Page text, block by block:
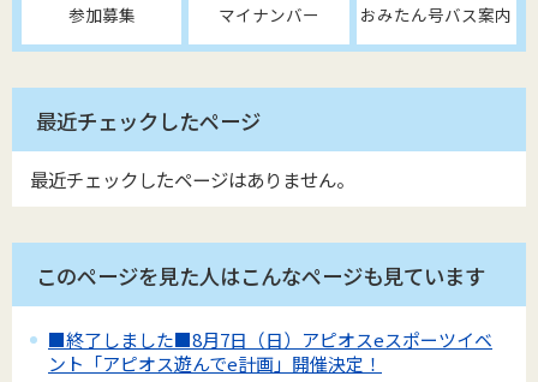
参加募集 マイナンバー おみたん号バス案内
最近チェックしたページ
最近チェックしたページはありません。
このページを見た人はこんなページも見ています
■終了しました■8月7日（日）アピオスeスポーツイベ
ント「アピオス遊んでe計画」開催決定！